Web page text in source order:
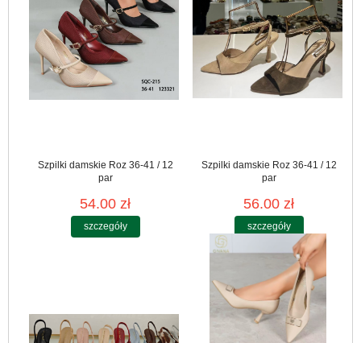
Szpilki damskie Roz 36-41 / 12
par
54.00 zł
szczegóły
Szpilki damskie Roz 36-41 / 12
par
56.00 zł
szczegóły